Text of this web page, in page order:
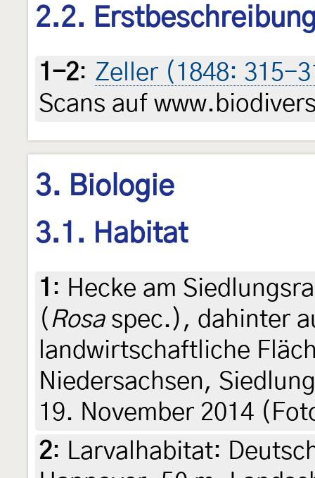
2.2.
1-2: Zeller (1848: 315-
Scans auf
3. Biologie
3.1. Habitat
1 : Hecke am
( Rosaspec.), dahinter
landwirtschaftliche
Niedersachsen,
19. November 2014
2: Larvalhabitat: